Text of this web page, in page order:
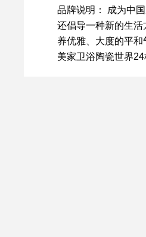
品牌说明： 成为中
还倡导一种新的生活
养优雅、大度的平
美家卫浴陶瓷世界